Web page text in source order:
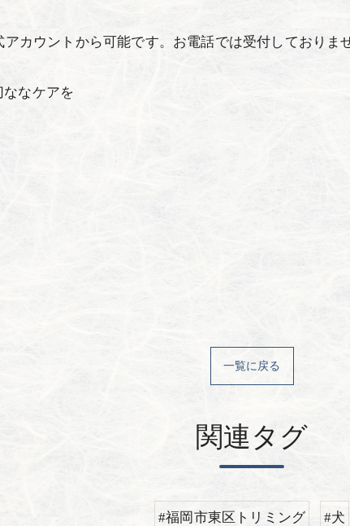
カウントから可能です。お電話では受付しておりま
なケアを
一覧に戻る
関連タグ
#福岡市東区トリミング #犬